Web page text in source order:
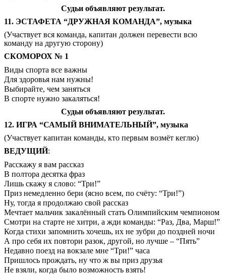
Судьи объявляют результат.
11. ЭСТАФЕТА “ДРУЖНАЯ КОМАНДА”, музыка
(Участвует вся команда, капитан должен перевести всю
команду на другую сторону)
СКОМОРОХ № 1
Виды спорта все важны
Для здоровья нам нужны!
Выбирайте, чем заняться
В спорте нужно закаляться!
Судьи объявляют результат.
12. ИГРА “САМЫЙ ВНИМАТЕЛЬНЫЙ”, музыка
(Участвует капитан команды, кто первым возмёт кеглю)
ВЕДУЩИЙ:
Расскажу я вам рассказ
В полтора десятка фраз
Лишь скажу я слово: “Три!”
Приз немедленно бери (ясно всем, по счёту: “Три!”)
Ну, тогда я продолжаю свой рассказ
Мечтает мальчик закалённый стать Олимпийским чемпионом
Смотри на старте не хитри, а жди команды: “Раз, Два, Марш!”
Когда стихи запомнить хочешь, их не зубри до поздней ночи
А про себя их повтори разок, другой, но лучше – “Пять”
Недавно поезд на вокзале мне “Три!” часа
Пришлось прождать, ну что ж вы приз друзья
Не взяли, когда было возможность взять!